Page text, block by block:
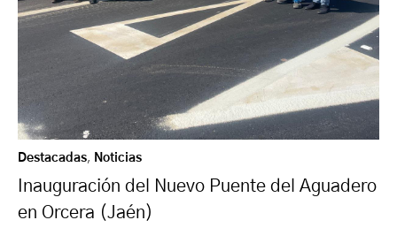
Destacadas, Noticias
Inauguración del Nuevo Puente del Aguadero
en Orcera (Jaén)